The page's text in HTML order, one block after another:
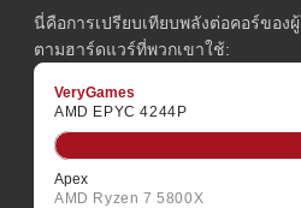
นี่คือการเปรียบเทียบพลังต่อคอร์ของ
ตามฮาร์ดแวร์ที่พวกเขาใช้:
VeryGames
AMD EPYC 4244P
Apex
AMD Ryzen 7 5800X